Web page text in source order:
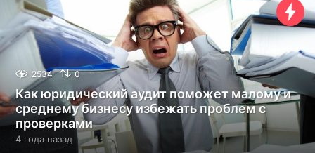
н
а
з
д
2534 0
Как юридический аудит поможет малому и
среднему бизнесу избежать проблем с
проверками
4 года назад 4